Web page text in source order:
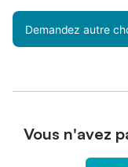
Demandez autre
Vous n'avez